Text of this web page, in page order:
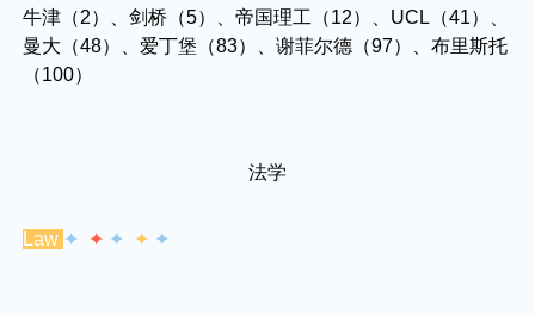
牛津（2）、剑桥（5）、帝国理工（12）、UCL（41）、
曼大（48）、爱丁堡（83）、谢菲尔德（97）、布里斯托
（100）
法学
Law ✦ ✦ ✦ ✦ ✦